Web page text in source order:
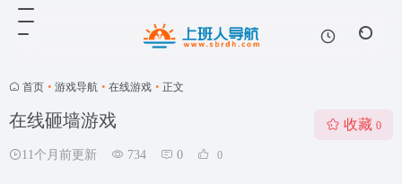
首页 • 游戏导航 • 在线游戏 • 正文
在线砸墙游戏
11个月前更新 734 0 0
收藏 0